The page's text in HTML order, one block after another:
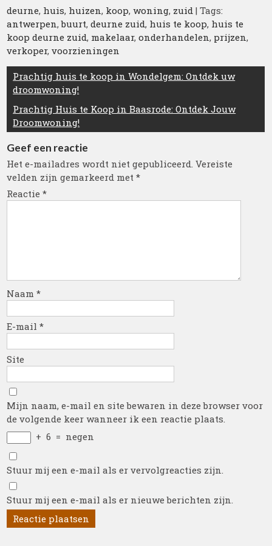
deurne, huis, huizen, koop,woning, zuid | Tags:
antwerpen,buurt,deurne zuid, huis te koop, huis te
koop deurne zuid, makelaar,onderhandelen, prijzen,
verkoper,voorzieningen
Berichtnavigatie
Prachtig huis te koop in Wondelgem: Ontdek uw
droomwoning!
Prachtig Huis te Koop in Baasrode: Ontdek Jouw
Droomwoning!
Geef een reactie
Het e-mailadres wordt niet gepubliceerd. Vereiste
velden zijn gemarkeerd met*
Reactie*
Naam*
E-mail*
Site
Mijn naam, e-mail en site bewaren in deze browser voor
de volgende keer wanneer ik een reactie plaats.
+ 6 = negen
Stuur mij een e-mail als er vervolgreacties zijn.
Stuur mij een e-mail als er nieuwe berichten zijn.